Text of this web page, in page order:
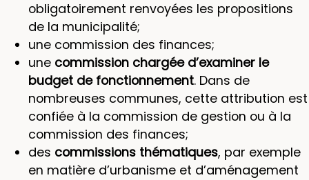
obligatoirement renvoyées les propositions
de la municipalité;
une commission des finances;
une commission chargée d’examiner le
budget de fonctionnement. Dans de
nombreuses communes, cette attribution est
confiée à la commission de gestion ou à la
commission des finances;
des commissions thématiques, par exemple
en matière d’urbanisme et d’aménagement